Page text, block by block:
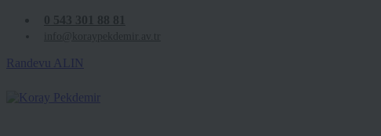
Randevu ALIN